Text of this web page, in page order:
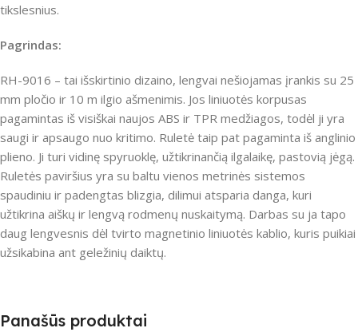
tikslesnius.
Pagrindas:
RH-9016 – tai išskirtinio dizaino, lengvai nešiojamas įrankis su 25
mm pločio ir 10 m ilgio ašmenimis. Jos liniuotės korpusas
pagamintas iš visiškai naujos ABS ir TPR medžiagos, todėl ji yra
saugi ir apsaugo nuo kritimo. Ruletė taip pat pagaminta iš anglinio
plieno. Ji turi vidinę spyruoklę, užtikrinančią ilgalaikę, pastovią jėgą.
Ruletės paviršius yra su baltu vienos metrinės sistemos
spaudiniu ir padengtas blizgia, dilimui atsparia danga, kuri
užtikrina aiškų ir lengvą rodmenų nuskaitymą. Darbas su ja tapo
daug lengvesnis dėl tvirto magnetinio liniuotės kablio, kuris puikiai
užsikabina ant geležinių daiktų.
Panašūs produktai